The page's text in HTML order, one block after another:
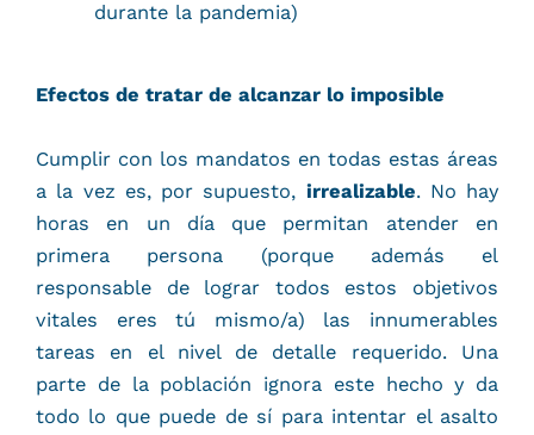
durante la pandemia)
Efectos de tratar de alcanzar lo imposible
Cumplir con los mandatos en todas estas áreas
a la vez es, por supuesto, irrealizable. No hay
horas en un día que permitan atender en
primera persona (porque además el
responsable de lograr todos estos objetivos
vitales eres tú mismo/a) las innumerables
tareas en el nivel de detalle requerido. Una
parte de la población ignora este hecho y da
todo lo que puede de sí para intentar el asalto